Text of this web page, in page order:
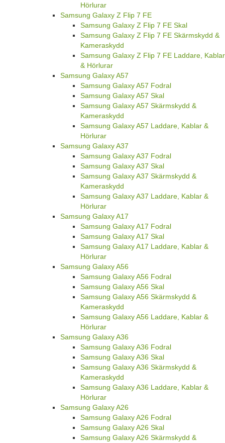
Hörlurar
Samsung Galaxy Z Flip 7 FE
Samsung Galaxy Z Flip 7 FE Skal
Samsung Galaxy Z Flip 7 FE Skärmskydd &
Kameraskydd
Samsung Galaxy Z Flip 7 FE Laddare, Kablar
& Hörlurar
Samsung Galaxy A57
Samsung Galaxy A57 Fodral
Samsung Galaxy A57 Skal
Samsung Galaxy A57 Skärmskydd &
Kameraskydd
Samsung Galaxy A57 Laddare, Kablar &
Hörlurar
Samsung Galaxy A37
Samsung Galaxy A37 Fodral
Samsung Galaxy A37 Skal
Samsung Galaxy A37 Skärmskydd &
Kameraskydd
Samsung Galaxy A37 Laddare, Kablar &
Hörlurar
Samsung Galaxy A17
Samsung Galaxy A17 Fodral
Samsung Galaxy A17 Skal
Samsung Galaxy A17 Laddare, Kablar &
Hörlurar
Samsung Galaxy A56
Samsung Galaxy A56 Fodral
Samsung Galaxy A56 Skal
Samsung Galaxy A56 Skärmskydd &
Kameraskydd
Samsung Galaxy A56 Laddare, Kablar &
Hörlurar
Samsung Galaxy A36
Samsung Galaxy A36 Fodral
Samsung Galaxy A36 Skal
Samsung Galaxy A36 Skärmskydd &
Kameraskydd
Samsung Galaxy A36 Laddare, Kablar &
Hörlurar
Samsung Galaxy A26
Samsung Galaxy A26 Fodral
Samsung Galaxy A26 Skal
Samsung Galaxy A26 Skärmskydd &